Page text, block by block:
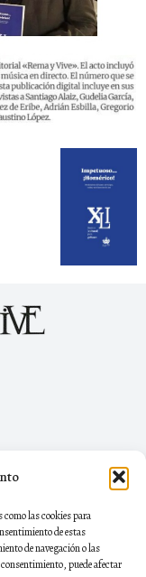
las cookies para
de estas
de navegación o las
puede afectar